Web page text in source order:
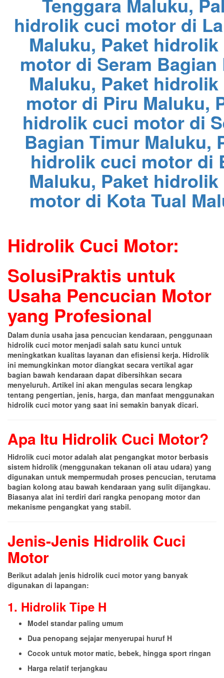
Hidrolik Cuci Motor:
SolusiPraktis untuk
Usaha Pencucian Motor
yang Profesional
Dalam dunia usaha jasa pencucian kendaraan, penggunaan
hidrolik cuci motor menjadi salah satu kunci untuk
meningkatkan kualitas layanan dan efisiensi kerja. Hidrolik
ini memungkinkan motor diangkat secara vertikal agar
bagian bawah kendaraan dapat dibersihkan secara
menyeluruh. Artikel ini akan mengulas secara lengkap
tentang pengertian, jenis, harga, dan manfaat menggunakan
hidrolik cuci motor yang saat ini semakin banyak dicari.
Apa Itu Hidrolik Cuci Motor?
Hidrolik cuci motor adalah alat pengangkat motor berbasis
sistem hidrolik (menggunakan tekanan oli atau udara) yang
digunakan untuk mempermudah proses pencucian, terutama
bagian kolong atau bawah kendaraan yang sulit dijangkau.
Biasanya alat ini terdiri dari rangka penopang motor dan
mekanisme pengangkat yang stabil.
Jenis-Jenis Hidrolik Cuci
Motor
Berikut adalah jenis hidrolik cuci motor yang banyak
digunakan di lapangan:
1. Hidrolik Tipe H
Model standar paling umum
Dua penopang sejajar menyerupai huruf H
Cocok untuk motor matic, bebek, hingga sport ringan
Harga relatif terjangkau